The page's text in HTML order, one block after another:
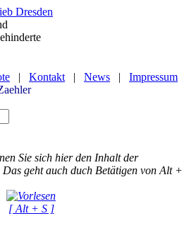
| Kontakt | News |
Impressum
Sie sich hier den Inhalt der
Das geht auch duch Betätigen von Alt +
[ Alt + S ]